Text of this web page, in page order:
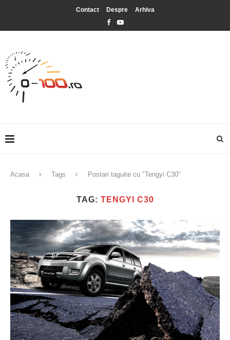
Contact Despre Arhiva
Acasa Tags Postari taguite cu "Tengyi C30"
TAG: TENGYI C30